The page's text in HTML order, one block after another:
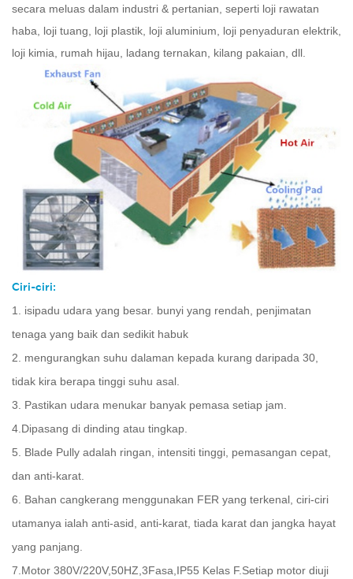
secara meluas dalam industri & pertanian, seperti loji rawatan
haba, loji tuang, loji plastik, loji aluminium, loji penyaduran elektrik,
loji kimia, rumah hijau, ladang ternakan, kilang pakaian, dll.
Ciri-ciri:
1. isipadu udara yang besar. bunyi yang rendah, penjimatan
tenaga yang baik dan sedikit habuk
2. mengurangkan suhu dalaman kepada kurang daripada 30,
tidak kira berapa tinggi suhu asal.
3. Pastikan udara menukar banyak pemasa setiap jam.
4.Dipasang di dinding atau tingkap.
5. Blade Pully adalah ringan, intensiti tinggi, pemasangan cepat,
dan anti-karat.
6. Bahan cangkerang menggunakan FER yang terkenal, ciri-ciri
utamanya ialah anti-asid, anti-karat, tiada karat dan jangka hayat
yang panjang.
7.Motor 380V/220V,50HZ,3Fasa,IP55 Kelas F.Setiap motor diuji